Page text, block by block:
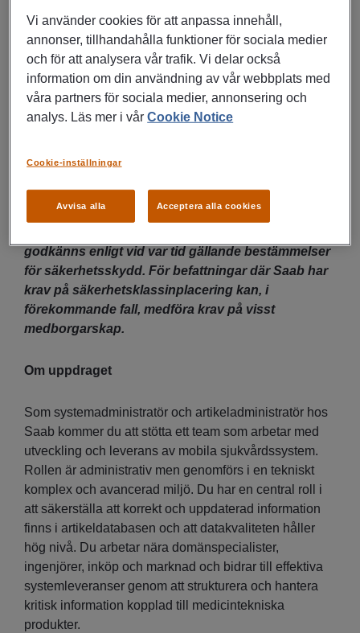
godkänns enligt vid var tid gällande bestämmelser
för säkerhetsskydd. För befattningar där Saab har
krav på säkerhetsklassinplacering kan, i
förekommande fall, medföra krav på visst
medborgarskap.
Om uppdraget
Som systemadministratör och artikeladministratör hos
Saab kommer du att stötta ett team som arbetar med
utveckling och leverans av mobila sjukvårdssystem.
Rollen är administrativ men genomförs i en tekniskt
komplex och avancerad miljö. Du har en central roll i
att säkerställa att korrekt och uppdaterad information
finns i artikeldatabasen och att datakvaliteten håller
hög nivå. Du arbetar nära domänspecialister,
ingenjörer, inköp och marknad och bidrar till effektiva
systemleveranser genom att strukturera och hantera
kritisk information kopplad till medicintekniska
produkter.
Vi använder cookies för att anpassa innehåll,
annonser, tillhandahålla funktioner för sociala medier
och för att analysera vår trafik. Vi delar också
information om din användning av vår webbplats med
våra partners för sociala medier, annonsering och
analys. Läs mer i vårCookie Notice
Avvisa alla Acceptera alla cookies
Cookie-inställningar